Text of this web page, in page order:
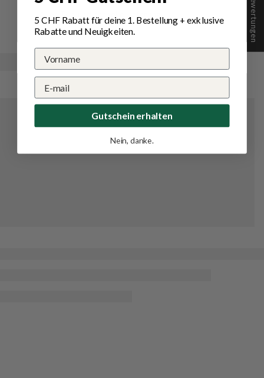
★ Bewertungen
5 CHF Rabatt für deine 1. Bestellung+ exklusive
Rabatte und Neuigkeiten.
Gutschein erhalten
Nein, danke.